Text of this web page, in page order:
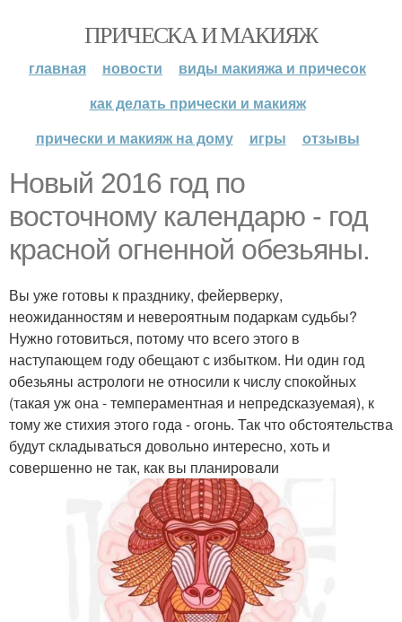
ПРИЧЕСКА И МАКИЯЖ
главная новости
виды макияжа и причесок
как делать прически и макияж
прически и макияж на дому
игры отзывы
Новый 2016 год по
восточному календарю - год
красной огненной обезьяны.
Вы уже готовы к празднику, фейерверку,
неожиданностям и невероятным подаркам судьбы?
Нужно готовиться, потому что всего этого в
наступающем году обещают с избытком. Ни один год
обезьяны астрологи не относили к числу спокойных
(такая уж она - темпераментная и непредсказуемая), к
тому же стихия этого года - огонь. Так что обстоятельства
будут складываться довольно интересно, хоть и
совершенно не так, как вы планировали